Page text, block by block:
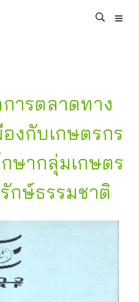
ารตลาดทาง
องกับเกษตรกร
ษากลุ่มเกษตร
กษ์ธรรมชาติ